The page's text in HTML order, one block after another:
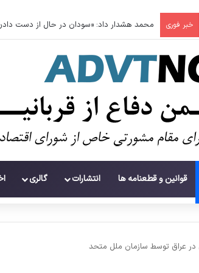
خبر فوری محمد هشدار داد: «سودان در حال از دست
قوانین و قطعنامه ها انتشارات گالری
عراق توسط سازمان ملل متحد